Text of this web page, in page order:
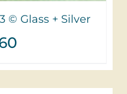
© Glass + Silver